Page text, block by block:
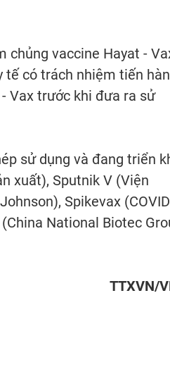
chủng vaccine Hayat -
tế có trách nhiệm tiến
Vax trước khi đưa ra sử
sử dụng và đang triển
xuất), Sputnik V (Viện
Spikevax
National Biotec
TTXVN/